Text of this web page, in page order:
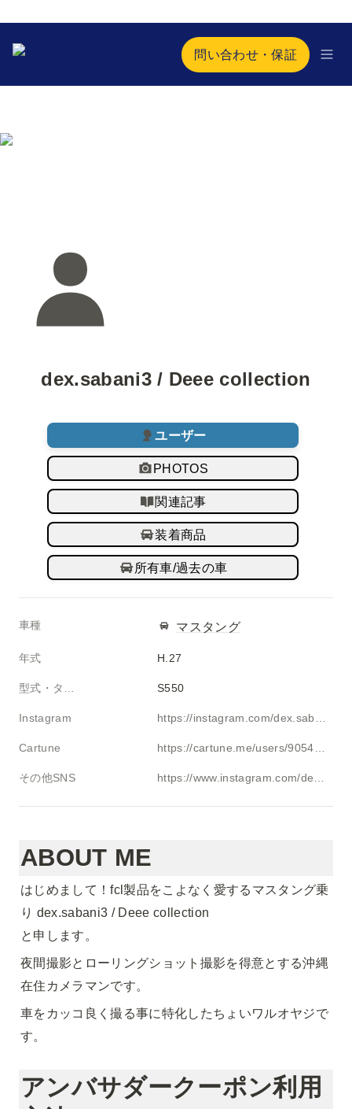
問い合わせ・保証
dex.sabani3 / Deee collection
ユーザー
PHOTOS
関連記事
装着商品
所有車/過去の車
車種 マスタング
年式 H.27
S550
Instagram
Cartune
その他SNS
ABOUT ME
はじめまして！fcl製品をこよなく愛するマスタング乗
り dex.sabani3 / Deee collection
と申します。
夜間撮影とローリングショット撮影を得意とする沖縄
在住カメラマンです。
車をカッコ良く撮る事に特化したちょいワルオヤジで
す。
アンバサダークーポン利用